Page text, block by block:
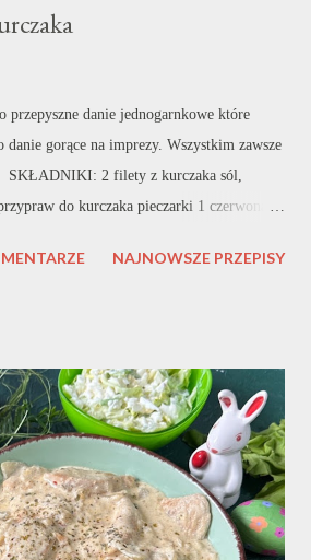
przepyszne danie jednogarnkowe które
danie gorące na imprezy. Wszystkim zawsze
SKŁADNIKI: 2 filety z kurczaka sól,
do kurczaka pieczarki 1 czerwona
przecieru pomidorowego 1 cebula ok. 2
rozgrzewam olej i podsmażam mięso wraz
Po kilku minutach podsmażania mięso
mieszam i smażę nadal. Dzięki temu danie
minutach dokładam pozostałe składniki.
kroję w paseczki pieczarki w
jeszcze kilka minut by warzywa zmiękły i
NAJNOWSZE PRZEPISY